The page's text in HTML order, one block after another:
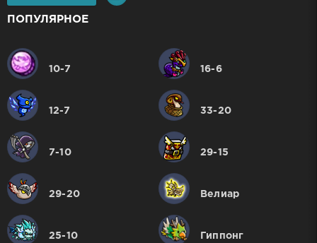
ПОПУЛЯРНОЕ
10-7 16-6
12-7 33-20
7-10 29-15
29-20 Велиар
25-10 Гиппонг